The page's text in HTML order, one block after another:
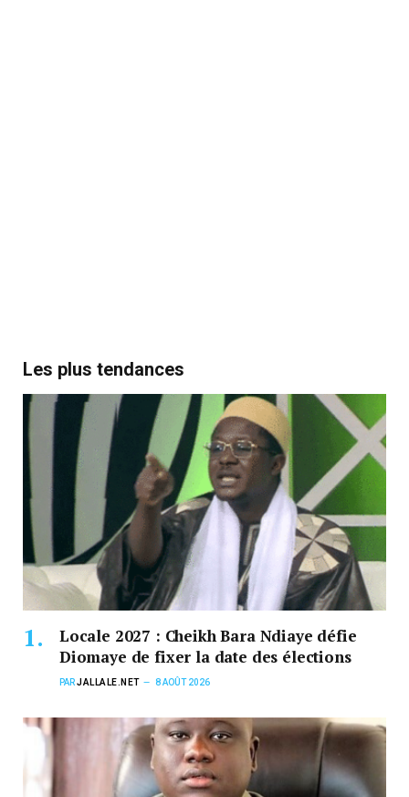
Les plus tendances
Locale 2027 : Cheikh Bara Ndiaye défie
Diomaye de fixer la date des élections
PARJALLALE.NET 8 AOÛT 2026